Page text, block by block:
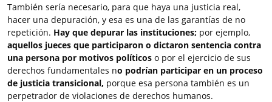
También sería necesario, para que haya una justicia real,
hacer una depuración, y esa es una de las garantías de no
repetición. Hay que depurar las instituciones; por ejemplo,
aquellos jueces que participaron o dictaron sentencia contra
una persona por motivos políticos o por el ejercicio de sus
derechos fundamentales no podrían participar en un proceso
de justicia transicional, porque esa persona también es un
perpetrador de violaciones de derechos humanos.